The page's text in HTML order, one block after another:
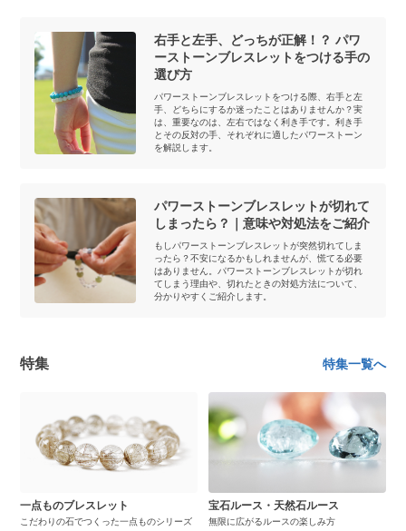
右手と左手、どっちが正解！？ パワ
ーストーンブレスレットをつける手の
選び方
パワーストーンブレスレットをつける際、右手と左
手、どちらにするか迷ったことはありませんか？実
は、重要なのは、左右ではなく利き手です。利き手
とその反対の手、それぞれに適したパワーストーン
を解説します。
パワーストーンブレスレットが切れて
しまったら？｜意味や対処法をご紹介
もしパワーストーンブレスレットが突然切れてしま
ったら？不安になるかもしれませんが、慌てる必要
はありません。パワーストーンブレスレットが切れ
てしまう理由や、切れたときの対処方法について、
分かりやすくご紹介します。
特集 特集一覧へ
一点ものブレスレット
こだわりの石でつくった一点ものシリーズ
宝石ルース・天然石ルース
無限に広がるルースの楽しみ方